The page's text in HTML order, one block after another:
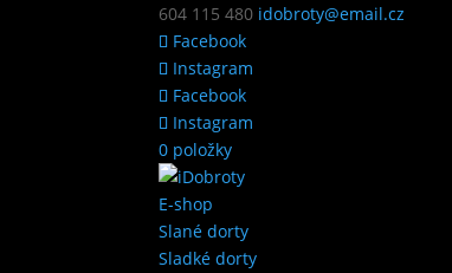
604 115 480 idobroty@email.cz
Facebook
Instagram
Facebook
Instagram
0 položky
E-shop
Slané dorty
Sladké dorty